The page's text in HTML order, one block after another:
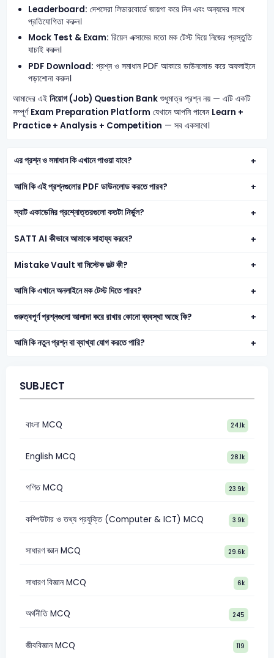
Leaderboard: দেশসেরা লিডারবোর্ডে জায়গা করে নিন এবং অন্যদের সাথে
প্রতিযোগিতা করুন।
Mock Test & Exam: রিয়েল এক্সামের মতো মক টেস্ট দিয়ে নিজের প্রস্তুতি
যাচাই করুন।
PDF Download: প্রশ্ন ও সমাধান PDF আকারে ডাউনলোড করে অফলাইনে
পড়াশোনা করুন।
আমাদের এই নিয়োগ (Job) Question Bankশুধুমাত্র প্রশ্ন নয় — এটি একটি
সম্পূর্ণ Exam Preparation Platform যেখানে আপনি পাবেন Learn +
Practice + Analysis + Competition — সব একসাথে।
এর প্রশ্ন ও সমাধান কি এখানে পাওয়া যাবে?
আমি কি এই প্রশ্নগুলোর PDF ডাউনলোড করতে পারব?
স্যাট একাডেমির প্রশ্নোত্তরগুলো কতটা নির্ভুল?
SATT AI কীভাবে আমাকে সাহায্য করবে?
Mistake Vault বা মিস্টেক ভল্ট কী?
আমি কি এখানে অনলাইনে মক টেস্ট দিতে পারব?
গুরুত্বপূর্ণ প্রশ্নগুলো আলাদা করে রাখার কোনো ব্যবস্থা আছে কি?
আমি কি নতুন প্রশ্ন বা ব্যাখ্যা যোগ করতে পারি?
SUBJECT
বাংলা MCQ 24.1k
English MCQ 28.1k
গণিত MCQ 23.9k
কম্পিউটার ও তথ্য প্রযুক্তি (Computer & ICT) MCQ 3.9k
সাধারণ জ্ঞান MCQ 29.6k
সাধারণ বিজ্ঞান MCQ 6k
অর্থনীতি MCQ 245
জীববিজ্ঞান MCQ 119